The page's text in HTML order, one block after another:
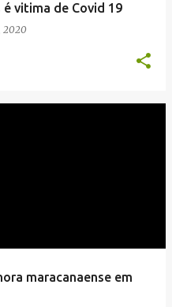
vitima de Covid 19
2020
maracanaense em